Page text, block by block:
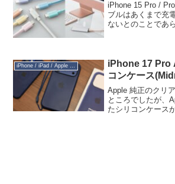
iPhone 15 Pro /
ブルはあくまで充
ないとのことであ
iPhone 17 Pro
コンケース
Apple 純正のクリ
ところでしたが、
たシリコンケース